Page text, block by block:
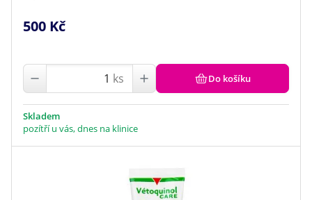
500 Kč
ks Do košíku
Skladem
pozítří u vás, dnes na klinice